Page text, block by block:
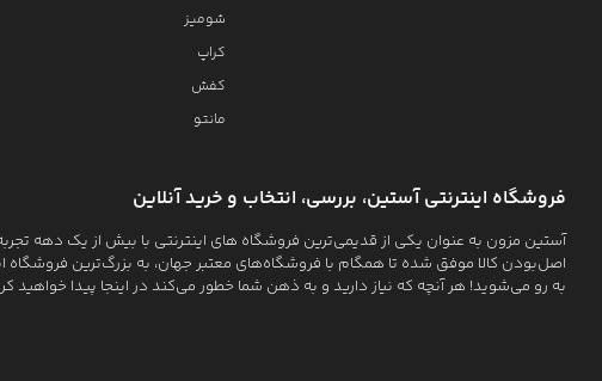
شومیز
کراپ
کفش
مانتو
فروشگاه اینترنتی آستین، بررسی، انتخاب و خرید آنلاین
اصل‌بودن کالا موفق شده تا همگام با فروشگاه‌های معتبر جهان، به بزرگ‌ترین فروشگاه
به رو می‌شوید! هر آنچه که نیاز دارید و به ذهن شما خطور می‌کند در اینجا پیدا خواهید